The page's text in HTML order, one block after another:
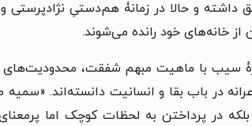
داشته و حالا در زمانۀ هم‌دستیِ
از خانه‌های خود رانده می‌شوند.
سیب با ماهیت مبهم شفقت، محدودیت‌های
در باب بقا و انسانیت دانسته‌اند.
در پرداختن به لحظات کوچک اما